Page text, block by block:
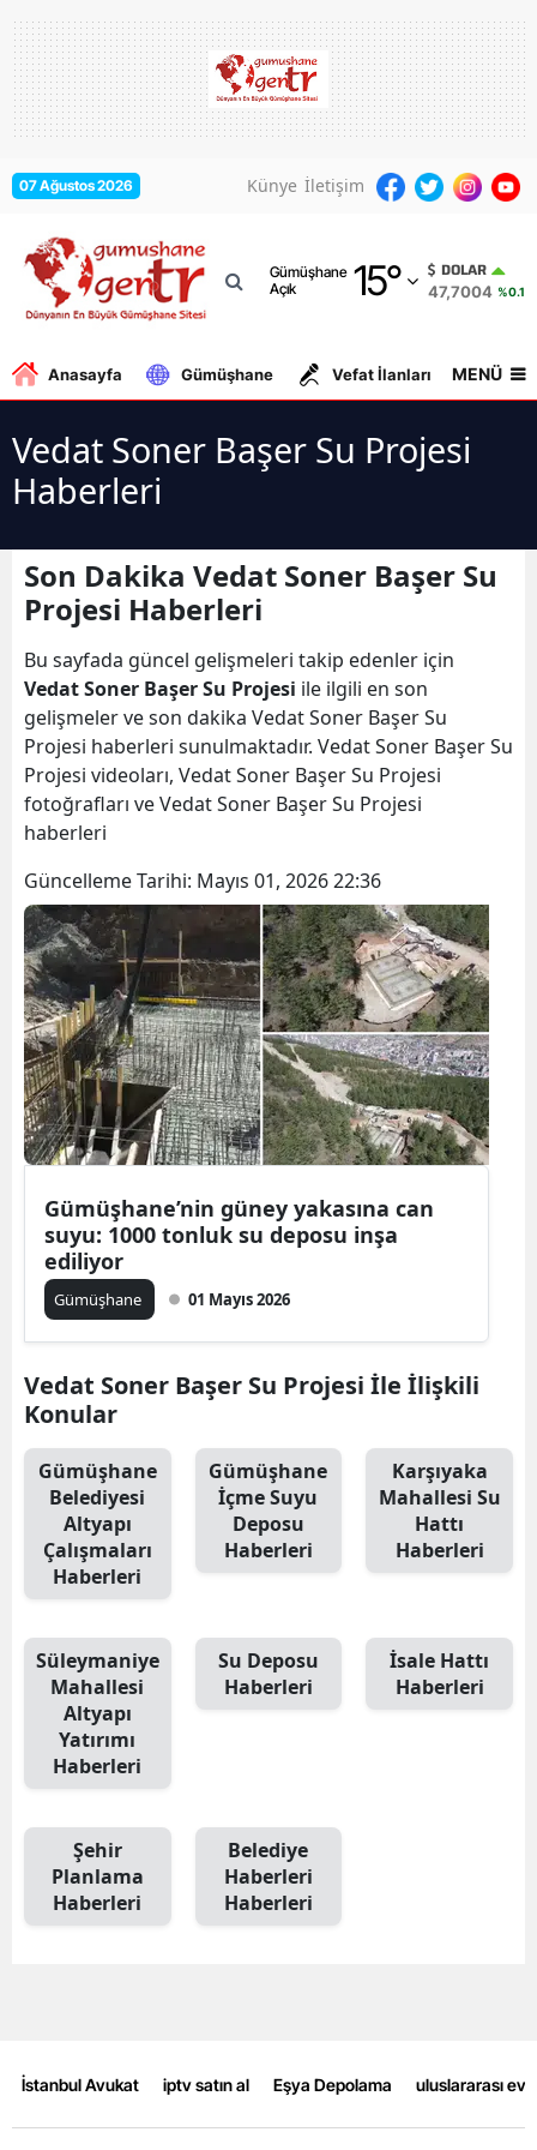
07 Ağustos 2026 Künye İletişim
Gümüşhane
Açık
15°
Adana
Adıyaman
Afyonkarahisar
Amasya
Antalya
Aydın
Bilecik
Bitlis
Bolu
Burdur
Bursa
Çankırı
Çorum
Denizli
Diyarbakır
Edirne
Elazığ
Erzincan
Erzurum
Gaziantep
Giresun
Gümüşhane
Hakkari
Hatay
Mersin
İstanbul
Kastamonu
Kayseri
Konya
DOLAR
47,7004 %0.15
Anasayfa Gümüşhane Vefat İlanları MENÜ
Vedat Soner Başer Su Projesi
Haberleri
Son Dakika Vedat Soner Başer Su
Projesi Haberleri
Bu sayfada güncel gelişmeleri takip edenler için
Vedat Soner Başer Su Projesi ile ilgili en son
gelişmeler ve son dakika Vedat Soner Başer Su
Projesi haberleri sunulmaktadır. Vedat Soner Başer Su
Projesi videoları, Vedat Soner Başer Su Projesi
fotoğrafları ve Vedat Soner Başer Su Projesi
haberleri
Güncelleme Tarihi: Mayıs 01, 2026 22:36
Gümüşhane’nin güney yakasına can
suyu: 1000 tonluk su deposu inşa
ediliyor
Gümüşhane 01 Mayıs 2026
Vedat Soner Başer Su Projesi İle İlişkili
Konular
Gümüşhane
Belediyesi
Altyapı
Çalışmaları
Haberleri
Gümüşhane
İçme Suyu
Deposu
Haberleri
Karşıyaka
Mahallesi Su
Hattı
Haberleri
Süleymaniye
Mahallesi
Altyapı
Yatırımı
Haberleri
Su Deposu
Haberleri
İsale Hattı
Haberleri
Şehir
Planlama
Haberleri
Belediye
Haberleri
Haberleri
İstanbul Avukat iptv satın al Eşya Depolama uluslararası